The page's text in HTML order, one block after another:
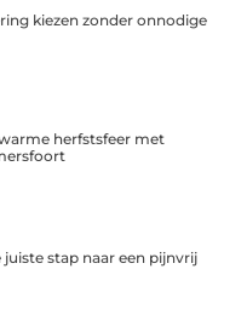
kiezen zonder onnodige
herfstsfeer met
juiste stap naar een pijnvrij